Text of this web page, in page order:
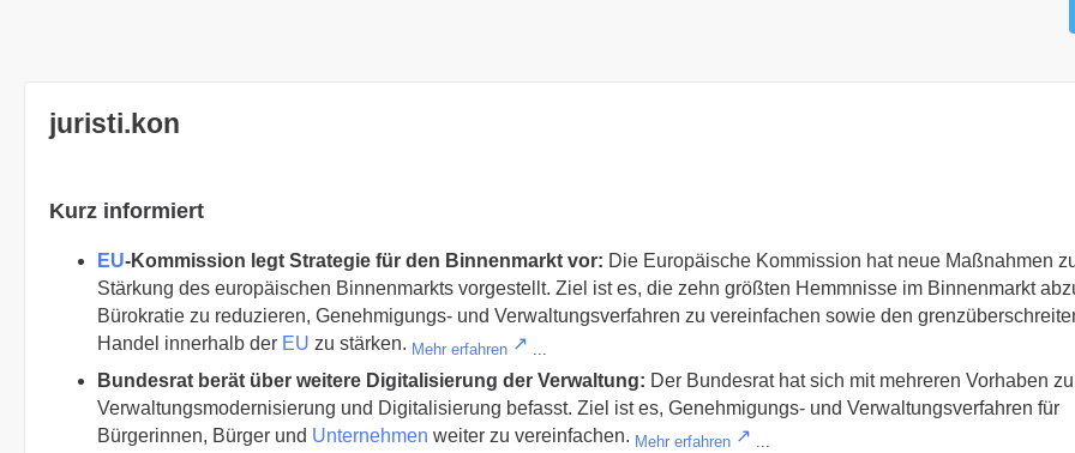
juristi.kon
Kurz informiert
EU-Kommission legt Strategie für den Binnenmarkt vor: Die Europäische Kommission hat neue Maßnahmen
Stärkung des europäischen Binnenmarkts vorgestellt. Ziel ist es, die zehn größten Hemmnisse im Binnenmarkt
Bürokratie zu reduzieren, Genehmigungs- und Verwaltungsverfahren zu vereinfachen sowie den
Handel innerhalb der EU zu stärken. Mehr erfahren ...
Bundesrat berät über weitere Digitalisierung der Verwaltung: Der Bundesrat hat sich mit mehreren Vorhaben
Verwaltungsmodernisierung und Digitalisierung befasst. Ziel ist es, Genehmigungs- und Verwaltungsverfahren für
Bürgerinnen, Bürger und Unternehmen weiter zu vereinfachen. Mehr erfahren ...